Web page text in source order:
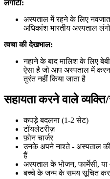
लंगोटी:
अस्पताल में रहने के लिए
अधिकांश भारतीय अस्पताल
त्वचा की देखभाल:
नहाने के बाद मालिश के लिए
ऐसा है जो आप अस्पताल में
तुरंत नहीं किया जाता है
सहायता करने वाले
कपड़े बदलना (1-2 सेट)
टॉयलेटरीज़
फ़ोन चार्जर
उनके अपने नाश्ते - अस्पताल
हैं
अस्पताल के भोजन, फार्मेसी,
बच्चे के जन्म के समय सूचित